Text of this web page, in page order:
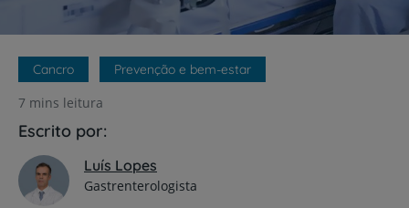
Cancro Prevenção e bem-estar
7 mins leitura
Escrito por:
Luís Lopes
Gastrenterologista